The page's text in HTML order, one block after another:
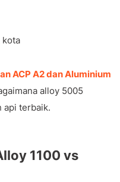
kota
ACP A2 dan Aluminium
alloy 5005
api terbaik.
1100 vs